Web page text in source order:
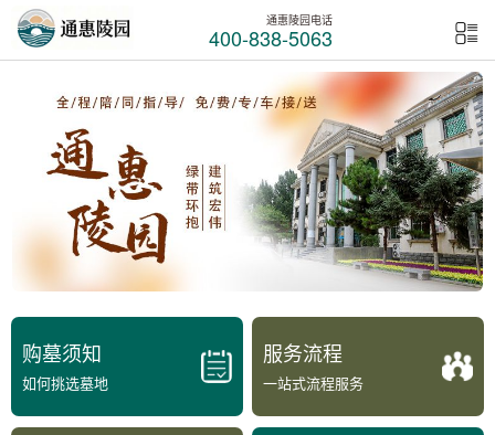
通惠陵园电话
400-838-5063
购墓须知
如何挑选墓地
服务流程
一站式流程服务